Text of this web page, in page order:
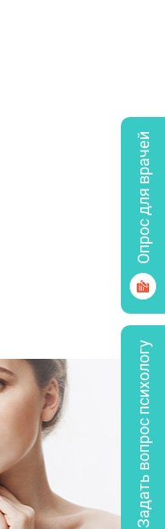
Опрос для врачей
Задать вопрос психологу